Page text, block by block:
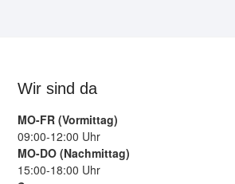
Wir sind da
MO-FR (Vormittag)
09:00-12:00 Uhr
MO-DO (Nachmittag)
15:00-18:00 Uhr